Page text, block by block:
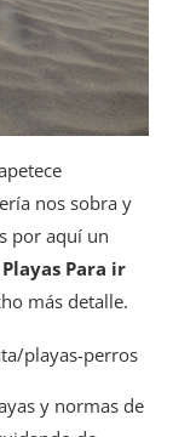
nos sobra y
por aquí un
Para ir
más detalle.
playas-perros
y normas de